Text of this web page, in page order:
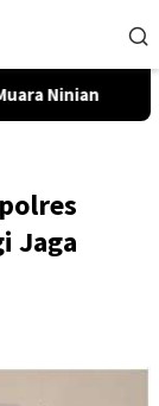
InJourney
Jaga